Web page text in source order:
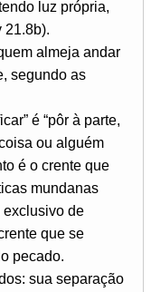
luz própria,
21.8b).
almeja andar
segundo as
é “pôr à parte,
ou alguém
é o crente que
mundanas
exclusivo de
que se
pecado.
sua separação